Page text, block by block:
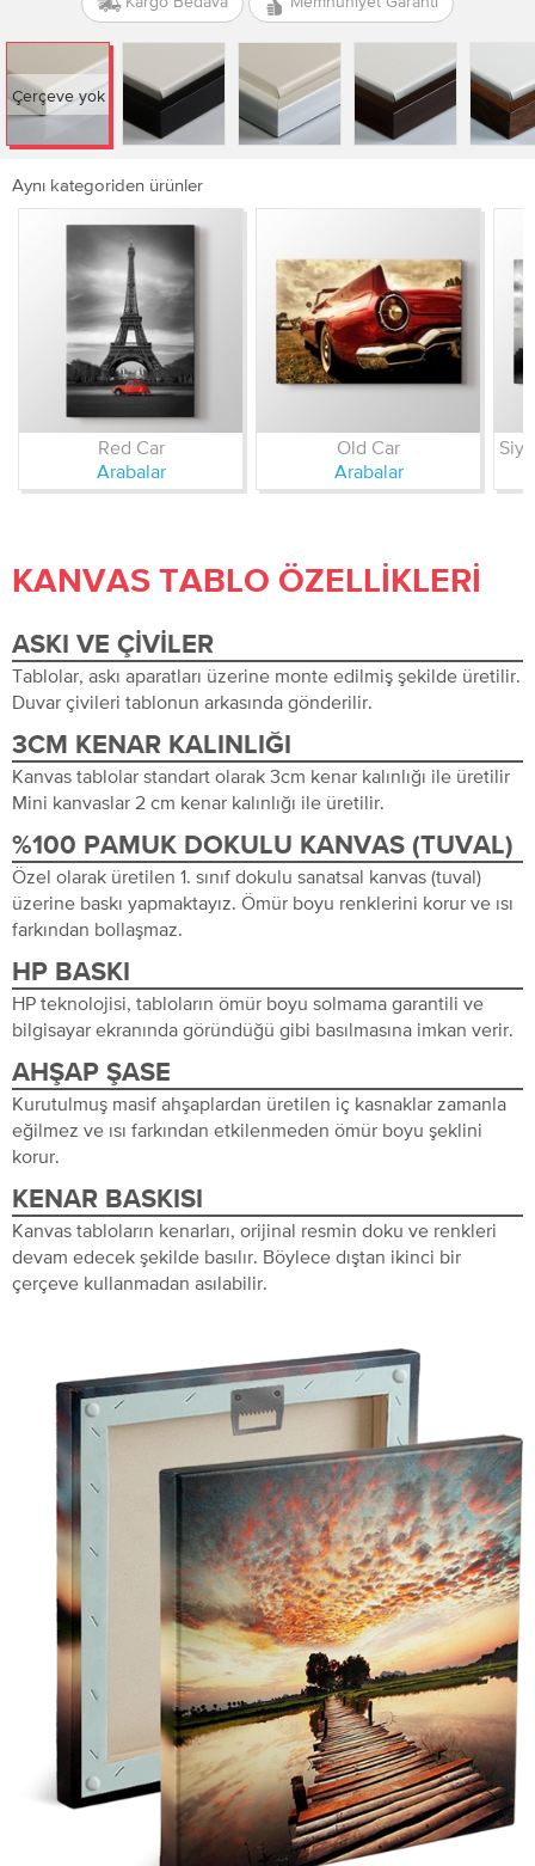
Çerçeve yok
Aynı kategoriden ürünler
Red Car
Arabalar
Old Car
Arabalar
KANVAS TABLO ÖZELLIKLERI
ASKI VE ÇIVILER
Tablolar, askı aparatları üzerine monte edilmiş şekilde üretilir.
Duvar çivileri tablonun arkasında gönderilir.
3CM KENAR KALINLIĞI
Kanvas tablolar standart olarak 3cm kenar kalınlığı ile üretilir
Mini kanvaslar 2 cm kenar kalınlığı ile üretilir.
%100 PAMUK DOKULU KANVAS (TUVAL)
Özel olarak üretilen 1. sınıf dokulu sanatsal kanvas (tuval)
üzerine baskı yapmaktayız. Ömür boyu renklerini korur ve ısı
farkından bollaşmaz.
HP BASKI
HP teknolojisi, tabloların ömür boyu solmama garantili ve
bilgisayar ekranında göründüğü gibi basılmasına imkan verir.
AHŞAP ŞASE
Kurutulmuş masif ahşaplardan üretilen iç kasnaklar zamanla
eğilmez ve ısı farkından etkilenmeden ömür boyu şeklini
korur.
KENAR BASKISI
Kanvas tabloların kenarları, orijinal resmin doku ve renkleri
devam edecek şekilde basılır. Böylece dıştan ikinci bir
çerçeve kullanmadan asılabilir.